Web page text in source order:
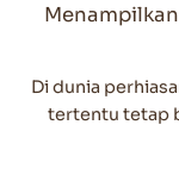
Di dunia
tertentu tetap